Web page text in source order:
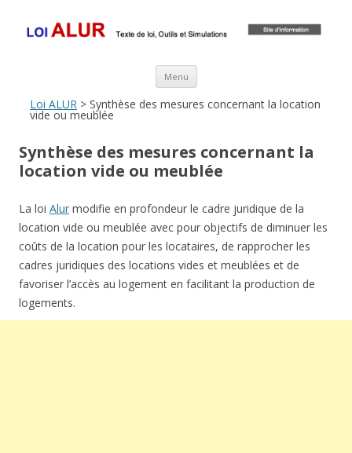
Loi ALUR
ALUR
Menu Aller au contenu principal
Loi ALUR > Synthèse des mesures concernant la location
vide ou meublée
Synthèse des mesures concernant la
location vide ou meublée
La loi Alur modifie en profondeur le cadre juridique de la
location vide ou meublée avec pour objectifs de diminuer les
coûts de la location pour les locataires, de rapprocher les
cadres juridiques des locations vides et meublées et de
favoriser l’accès au logement en facilitant la production de
logements.